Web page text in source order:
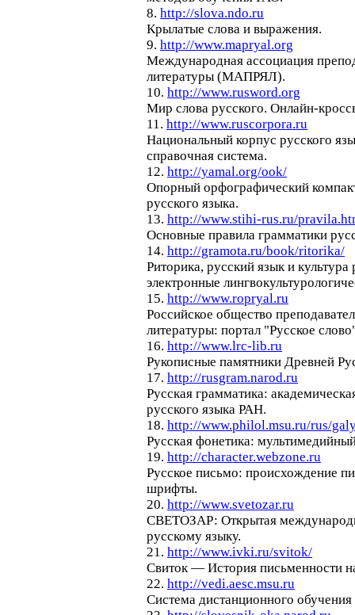
8. http://slova.ndo.ru
Крылатые слова и выражения.
9. http://www.mapryal.org
Международная ассоциация
литературы (МАПРЯЛ).
10. http://www.rusword.org
Мир слова русского. Онлайн-
11. http://www.ruscorpora.ru
Национальный корпус русского
справочная система.
12. http://yamal.org/ook/
Опорный орфографический
русского языка.
13. http://www.stihi-rus.ru/
Основные правила грамматики
14. http://gramota.ru/book/ritorika/
Риторика, русский язык и культура
электронные
15. http://www.ropryal.ru
Российское общество
литературы: портал "Русское
16. http://www.lrc-lib.ru
Рукописные памятники Древней
17. http://rusgram.narod.ru
Русская грамматика:
русского языка РАН.
18. http://www.philol.msu.ru/rus/
Русская фонетика:
19. http://character.webzone.ru
Русское письмо: происхождение
шрифты.
20. http://www.svetozar.ru
СВЕТОЗАР: Открытая
русскому языку.
21. http://www.ivki.ru/svitok/
Свиток — История письменности
22. http://vedi.aesc.msu.ru
Система дистанционного